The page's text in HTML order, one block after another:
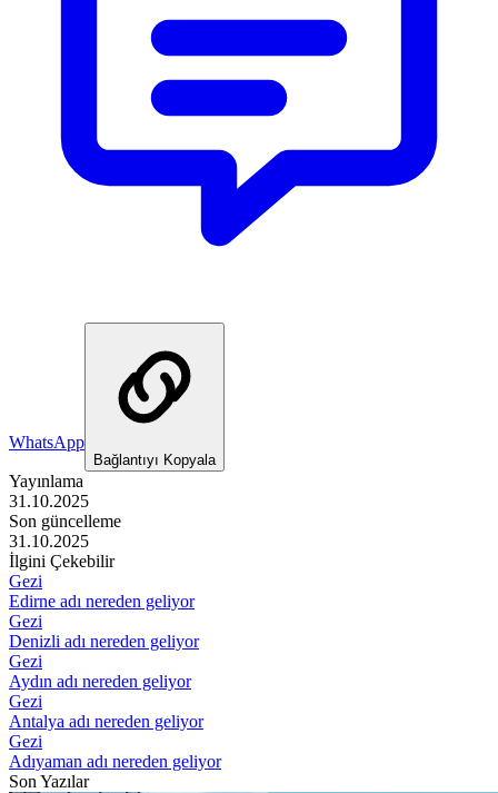
WhatsApp
Bağlantıyı Kopyala
Yayınlama
31.10.2025
Son güncelleme
31.10.2025
İlgini Çekebilir
Gezi
Edirne adı nereden geliyor
Gezi
Denizli adı nereden geliyor
Gezi
Aydın adı nereden geliyor
Gezi
Antalya adı nereden geliyor
Gezi
Adıyaman adı nereden geliyor
Son Yazılar